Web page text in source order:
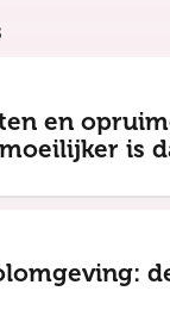
en
is